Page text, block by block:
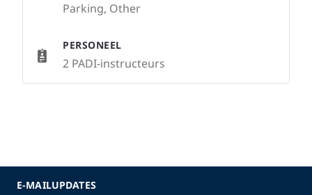
Parking, Other
PERSONEEL
2 PADI-instructeurs
E-MAILUPDATES